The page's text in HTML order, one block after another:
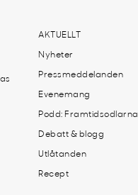
AKTUELLT
Nyheter
Pressmeddelanden
Evenemang
Podd: Framtidsodlarna
Debatt & blogg
Utlåtanden
Recept